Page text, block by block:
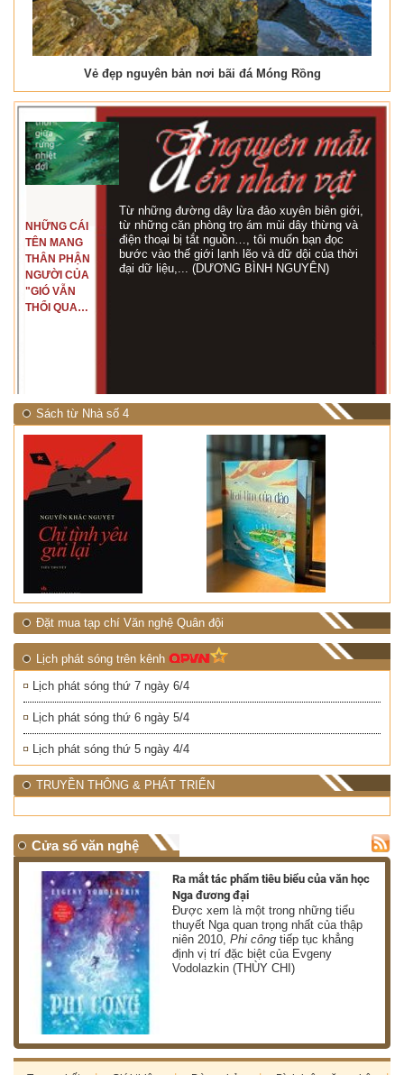
Vẻ đẹp nguyên bản nơi bãi đá Móng Rồng
NHỮNG CÁI
TÊN MANG
THÂN PHẬN
NGƯỜI CỦA
"GIÓ VẪN
THỔI QUA
Từ những đường dây lừa đảo xuyên biên giới,
từ những căn phòng trọ ám mùi dây thừng và
điện thoại bị tắt nguồn…, tôi muốn bạn đọc
bước vào thế giới lạnh lẽo và dữ dội của thời
đại dữ liệu,... (DƯƠNG BÌNH NGUYÊN)
Sách từ Nhà số 4
Đặt mua tạp chí Văn nghệ Quân đội
Lịch phát sóng trên kênh
Lịch phát sóng thứ 7 ngày 6/4
Lịch phát sóng thứ 6 ngày 5/4
Lịch phát sóng thứ 5 ngày 4/4
TRUYỀN THÔNG & PHÁT TRIỂN
Cửa sổ văn nghệ
Ra mắt tác phẩm tiêu biểu của văn học
Nga đương đại
Được xem là một trong những tiểu
thuyết Nga quan trọng nhất của thập
niên 2010,Phi công tiếp tục khẳng
định vị trí đặc biệt của Evgeny
Vodolazkin (THÙY CHI)